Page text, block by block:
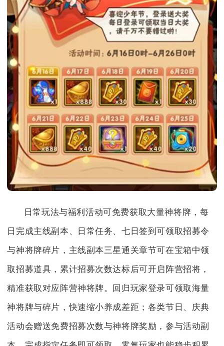
日常玩法与福利活动可免费获取大量神将牌，每
日完成主线副本、日常任务、七日签到可领取招募令
与神将牌碎片，主线副本三星通关章节可在宝箱中领
取招募道具，累计招募次数达标后可开启阵营招将，
精准获取对应阵营神将牌。回归玩家登录可领取海量
神将牌与碎片，快速缩小养成差距；各类节日、庆典
活动会赠送免费招募次数与神将牌奖励，参与活动副